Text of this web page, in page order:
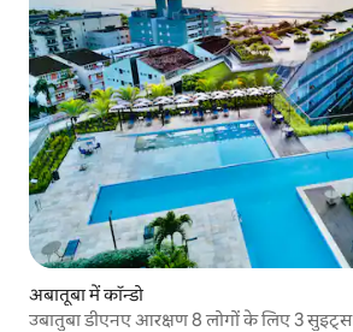
अबातूबा में कॉन्डो
उबातुबा डीएनए आरक्षण 8 लोगों के लिए 3 सुइट्स